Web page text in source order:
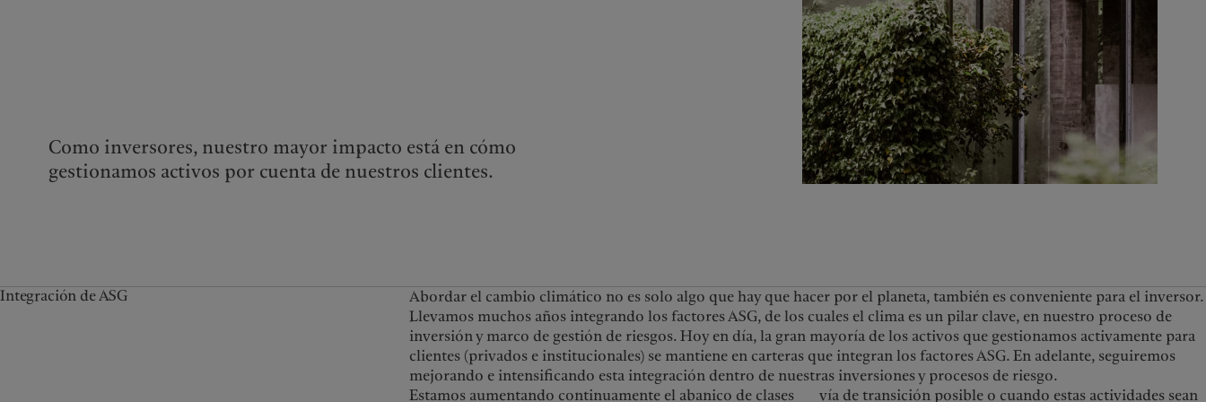
Prix Pictet
Como inversores, nuestro mayor impacto está en cómo
gestionamos activos por cuenta de nuestros clientes.
Integración de ASG
Abordar el cambio climático no es solo algo que hay que hacer por el planeta, también es conveniente para el inversor.
Llevamos muchos años integrando los factores ASG, de los cuales el clima es un pilar clave, en nuestro proceso de
inversión y marco de gestión de riesgos. Hoy en día, la gran mayoría de los activos que gestionamos activamente para
clientes (privados e institucionales) se mantiene en carteras que integran los factores ASG. En adelante, seguiremos
mejorando e intensificando esta integración dentro de nuestras inversiones y procesos de riesgo.
Estamos aumentando continuamente el abanico de clases
vía de transición posible o cuando estas actividades sean